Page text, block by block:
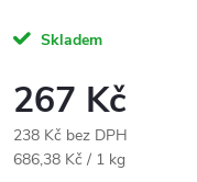
Skladem
267 Kč
238 Kč bez DPH
Měrná
686,38 Kč / 1 kg